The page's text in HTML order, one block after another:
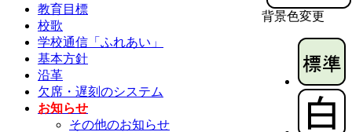
背景色変更
教育目標
校歌
学校通信「ふれあい」
基本方針
沿革
欠席・遅刻のシステム
お知らせ
その他のお知らせ